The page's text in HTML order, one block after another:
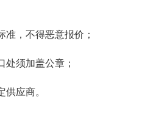
准，不得恶意报价；
处须加盖公章；
应商。